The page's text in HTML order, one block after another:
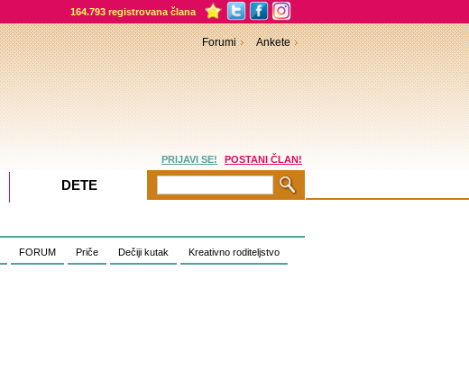
164.793 registrovana člana
FORUM Priče Dečiji kutak Kreativno roditeljstvo
Forumi Ankete
PRIJAVI SE! POSTANI ČLAN!
DETE